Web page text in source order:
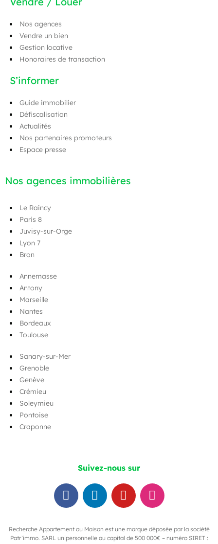
Nos agences
Vendre un bien
Gestion locative
Honoraires de transaction
S’informer
Guide immobilier
Défiscalisation
Actualités
Nos partenaires promoteurs
Espace presse
Nos agences immobilières
Le Raincy
Paris 8
Juvisy-sur-Orge
Lyon 7
Bron
Annemasse
Antony
Marseille
Nantes
Bordeaux
Toulouse
Sanary-sur-Mer
Grenoble
Genève
Crémieu
Soleymieu
Pontoise
Craponne
Suivez-nous sur
Recherche Appartement ou Maison est une marque déposée par la société
Patr’immo. SARL unipersonnelle au capital de 500 000€ – numéro SIRET :